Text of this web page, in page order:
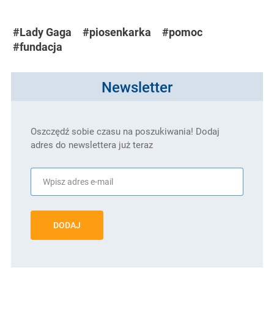
#Lady Gaga #piosenkarka
#pomoc
#fundacja
Newsletter
Oszczędź sobie czasu na poszukiwania! Dodaj
adres do newslettera już teraz
DODAJ